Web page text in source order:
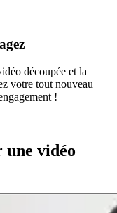
découpée et la
votre tout nouveau
!
une vidéo